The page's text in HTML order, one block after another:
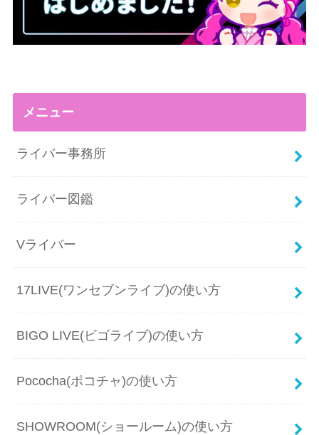
メニュー
ライバー事務所
ライバー図鑑
Vライバー
17LIVE(ワンセブンライブ)の使い方
BIGO LIVE(ビゴライブ)の使い方
Pococha(ポコチャ)の使い方
SHOWROOM(ショールーム)の使い方